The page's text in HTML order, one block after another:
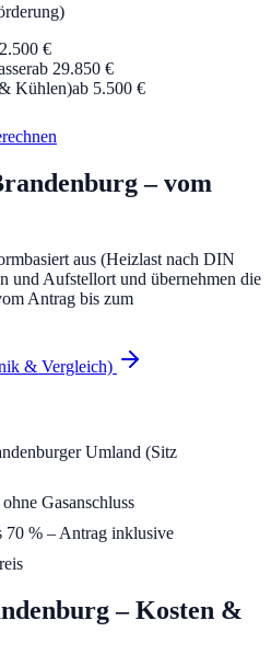
€
ab 29.850 €
Kühlen)ab 5.500 €
– vom
aus (Heizlast nach DIN
und Aufstellort und übernehmen die
Antrag bis zum
& Vergleich)
Umland (Sitz
Gasanschluss
70 % – Antrag inklusive
– Kosten &